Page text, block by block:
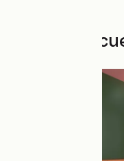
Andere